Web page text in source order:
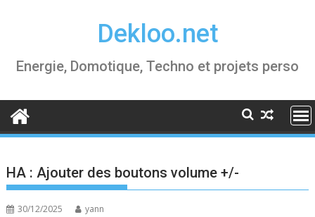
Dekloo.net
Energie, Domotique, Techno et projets perso
HA : Ajouter des boutons volume +/-
30/12/2025 yann